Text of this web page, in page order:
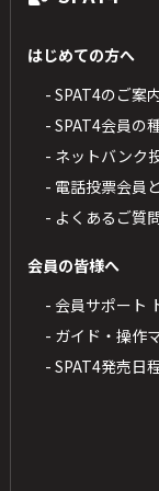
はじめての方へ
- SPAT4のご案
- SPAT4会員の
- ネットバンク
- 電話投票会員
- よくあるご質
会員の皆様へ
- 会員サポート
- ガイド・操作
- SPAT4発売日